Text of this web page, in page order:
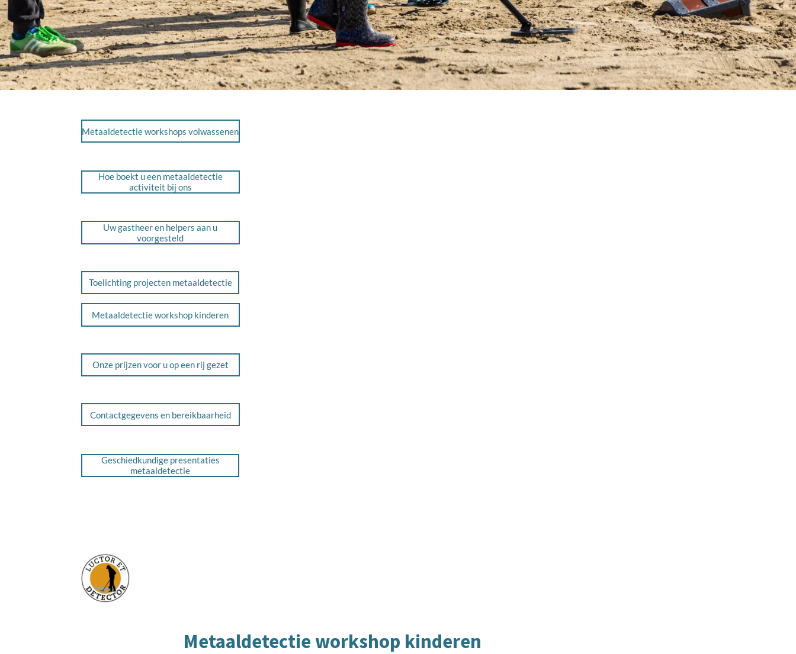
Metaaldetectie workshops volwassenen
Hoe boekt u een metaaldetectie
activiteit bij ons
Uw gastheer en helpers aan u
voorgesteld
Toelichting projecten metaaldetectie
Metaaldetectie workshop kinderen
Onze prijzen voor u op een rij gezet
Contactgegevens en bereikbaarheid
Geschiedkundige presentaties
metaaldetectie
Metaaldetectie workshop kinderen